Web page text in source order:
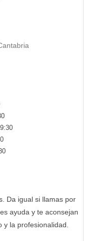
Da igual si llamas por
ayuda y te aconsejan
la profesionalidad.